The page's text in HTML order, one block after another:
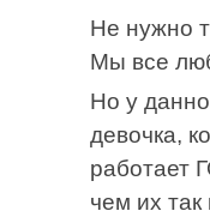
Не нужно
Мы все
Но у
девочка,
работает
чем их